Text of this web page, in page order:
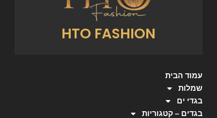
HTO FASHION
עמוד הבית
שמלות
בגדי ים
בגדים – קטגוריות